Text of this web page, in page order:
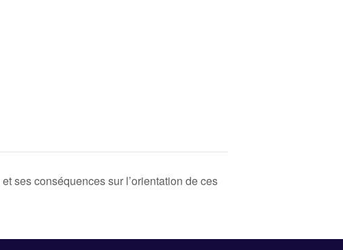
ses conséquences sur l’orientation de ces